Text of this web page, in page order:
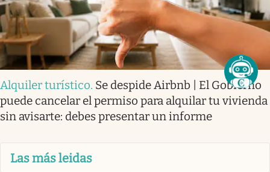
Alquiler turístico. Se despide Airbnb | El Gobierno
puede cancelar el permiso para alquilar tu vivienda
sin avisarte: debes presentar un informe
Las más leidas